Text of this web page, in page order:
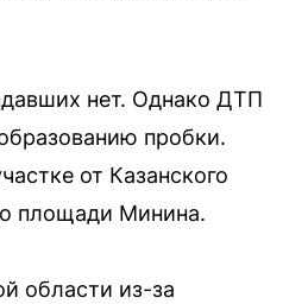
нет. Однако ДТП
пробки.
от Казанского
площади Минина.
области из-за